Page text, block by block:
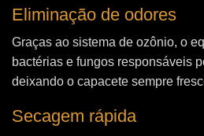
Eliminação de odores
Graças ao sistema de ozônio, o
bactérias e fungos responsáveis
deixando o capacete sempre
Secagem rápida